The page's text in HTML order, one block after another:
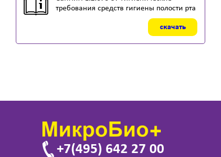
требования средств гигиены полости рта
скачать
+7(495) 642 27 00